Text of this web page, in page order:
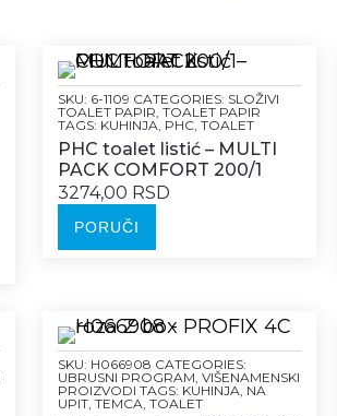
SKU: 6-1109 CATEGORIES: SLOŽIVI
TOALET PAPIR ,TOALET PAPIR
TAGS: KUHINJA PHC ,TOALET
PHC toalet listić – MULTI
PACK COMFORT 200/1
3274,00 RSD
PORUČI
SKU: H066908 CATEGORIES:
UBRUSNI PROGRAM,VIŠENAMENSKI
PROIZVODI TAGS: KUHINJA, NA
UPIT,TEMCA,TOALET